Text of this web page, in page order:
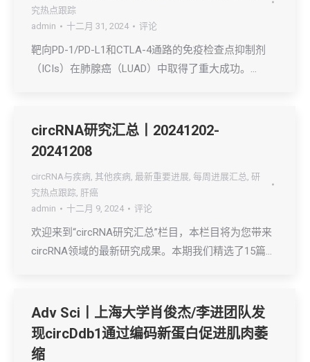
究热点跟踪
admin
十二月 31, 2024 评论
靶向PD-1/PD-L1和CTLA-4通路的免疫检查点抑制剂
（ICIs）在肺腺癌（LUAD）中取得了重大成功。…
circRNA研究汇总丨20241202-
20241208
circRNA与疾病, 其他疾病, 最新重要进展, 每周进展汇总, 研
究热点跟踪, 肝癌
admin
十二月 9, 2024 评论
欢迎来到“circRNA研究汇总”栏目，本栏目将为您带来
circRNA领域的最新研究成果。本期我们精选了15篇…
Adv Sci丨上海大学肖俊杰/李进团队发
现circDdb1通过编码新蛋白促进肌肉萎
缩